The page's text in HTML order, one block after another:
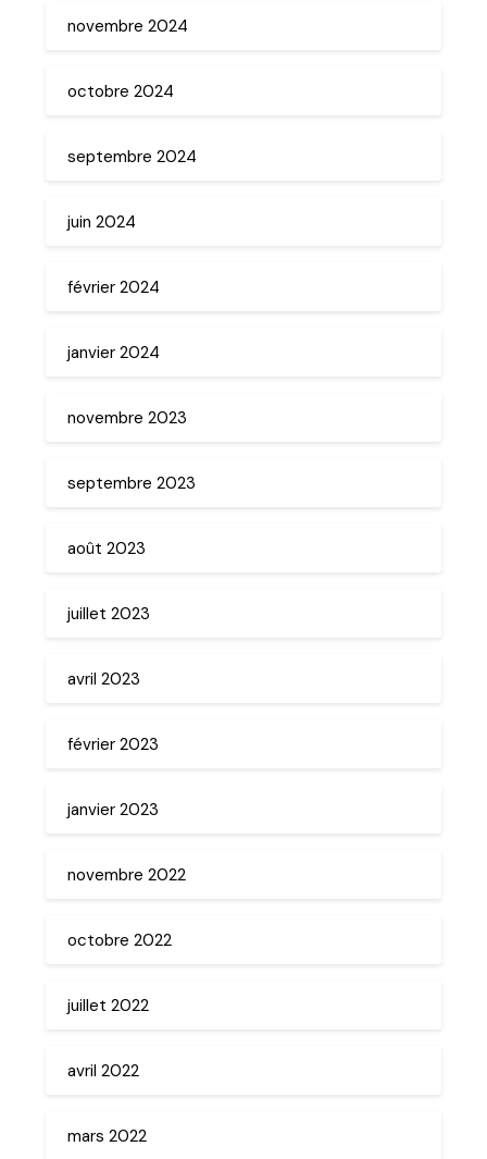
novembre 2024
octobre 2024
septembre 2024
juin 2024
février 2024
janvier 2024
novembre 2023
septembre 2023
août 2023
juillet 2023
avril 2023
février 2023
janvier 2023
novembre 2022
octobre 2022
juillet 2022
avril 2022
mars 2022